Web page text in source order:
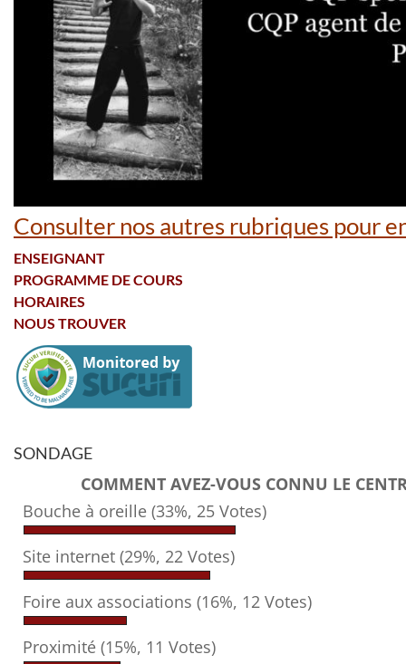
Consulter nos autres rubriques pour
ENSEIGNANT
PROGRAMME DE COURS
HORAIRES
NOUS TROUVER
SONDAGE
COMMENT AVEZ-VOUS CONNU LE
Bouche à oreille (33%, 25 Votes)
Site internet (29%, 22 Votes)
Foire aux associations (16%, 12 Votes)
Proximité (15%, 11 Votes)